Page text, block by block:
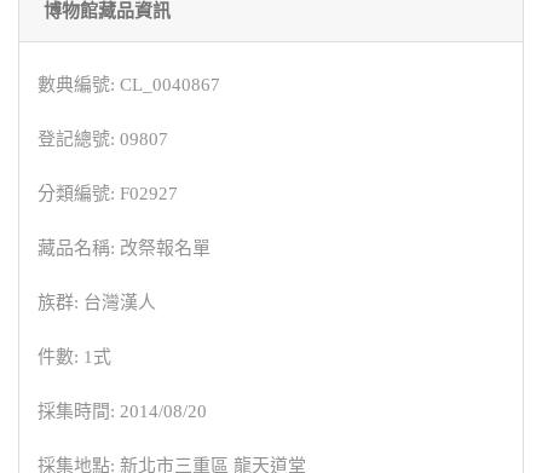
博物館藏品資訊
數典編號: CL_0040867
登記總號: 09807
分類編號: F02927
藏品名稱: 改祭報名單
族群: 台灣漢人
件數: 1式
採集時間: 2014/08/20
採集地點: 新北市三重區 龍天道堂